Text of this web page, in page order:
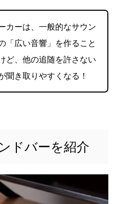
カーは、一般的なサウン
「広い音響」を作ること
ど、他の追随を許さない
聞き取りやすくなる！
ドバーを紹介